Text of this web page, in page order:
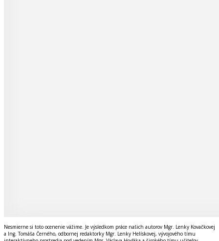
Nesmierne si toto ocenenie vážime. Je výsledkom práce našich autorov Mgr. Lenky Kovačkovej
a Ing. Tomáša Černého, odbornej redaktorky Mgr. Lenky Helískovej, vývojového tímu